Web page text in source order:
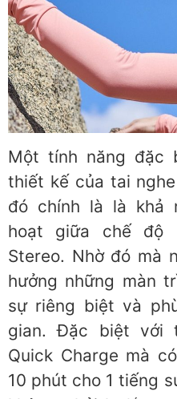
Một tính năng đặc
thiết kế của tai nghe
đó chính là là khả
hoạt giữa chế độ
Stereo. Nhờ đó mà
hưởng những màn
sự riêng biệt và
gian. Đặc biệt với
Quick Charge mà
10 phút cho 1 tiếng